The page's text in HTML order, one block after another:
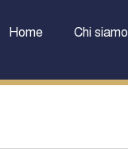
Home Chi siamo